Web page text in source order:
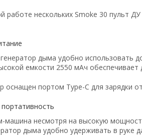
работе нескольких Smoke 30 пульт
дыма удобно использовать
емкости 2550 мАч
оснащен портом Type-C для зарядки
машина несмотря на высокую
дыма удобно удерживать в руке